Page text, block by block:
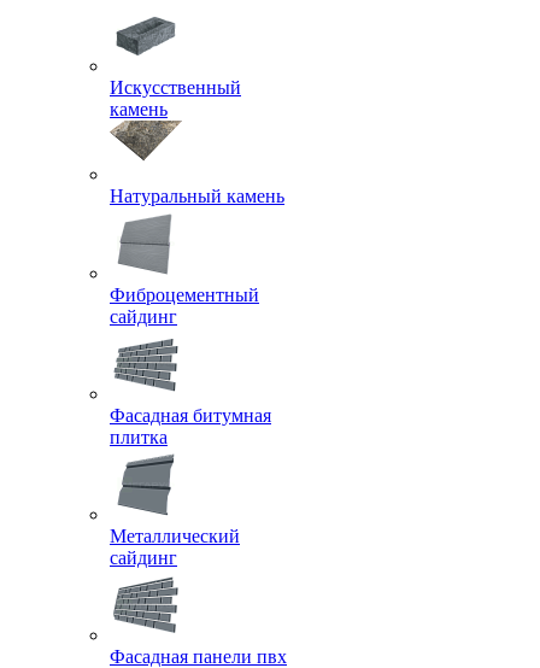
Искусственный
камень
Натуральный камень
Фиброцементный
сайдинг
Фасадная битумная
плитка
Металлический
сайдинг
Фасадная панели пвх